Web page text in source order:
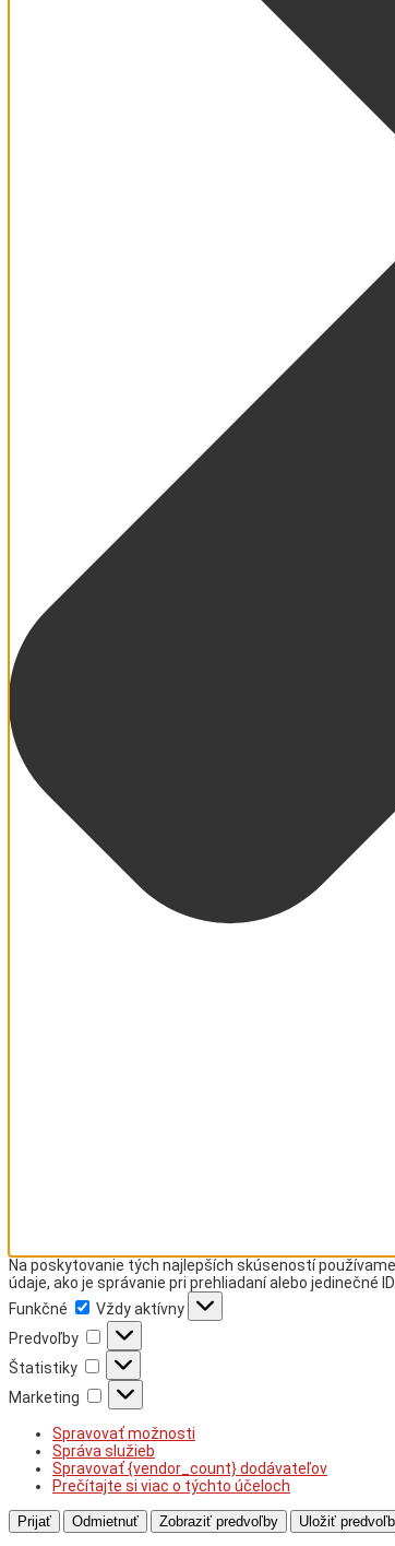
Na poskytovanie tých najlepších skúseností
údaje, ako je správanie pri prehliadaní alebo
Funkčné
Funkčné
Vždy aktívny
Predvoľby
Predvoľby
Štatistiky
Štatistiky
Marketing
Marketing
Spravovať možnosti
Správa služieb
Spravovať {vendor_count} dodávateľov
Prečítajte si viac o týchto účeloch
Prijať Odmietnuť Zobraziť predvoľby Uložiť